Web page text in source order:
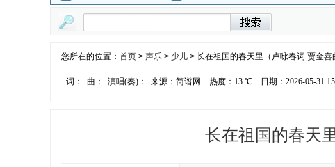
您所在的位置： 首页 > 声乐 > 少儿 > 长在祖国的春天里（卢咏春词 贾金喜
词： 曲： 演唱(奏)： 来源：简谱网 热度： 13 ℃ 日期：2026-05-31
长在祖国的春天